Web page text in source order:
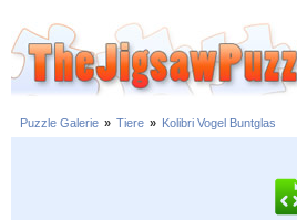
Puzzle Galerie » Tiere » Kolibri Vogel Buntglas